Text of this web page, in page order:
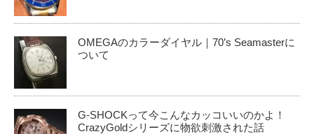
OMEGAのカラーダイヤル｜70’s Seamasterに
ついて
G-SHOCKって今こんなカッコいいのかよ！
CrazyGoldシリーズに物欲刺激された話